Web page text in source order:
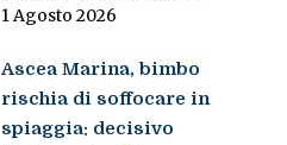
1 Agosto 2026
Ascea Marina, bimbo
rischia di soffocare in
spiaggia: decisivo